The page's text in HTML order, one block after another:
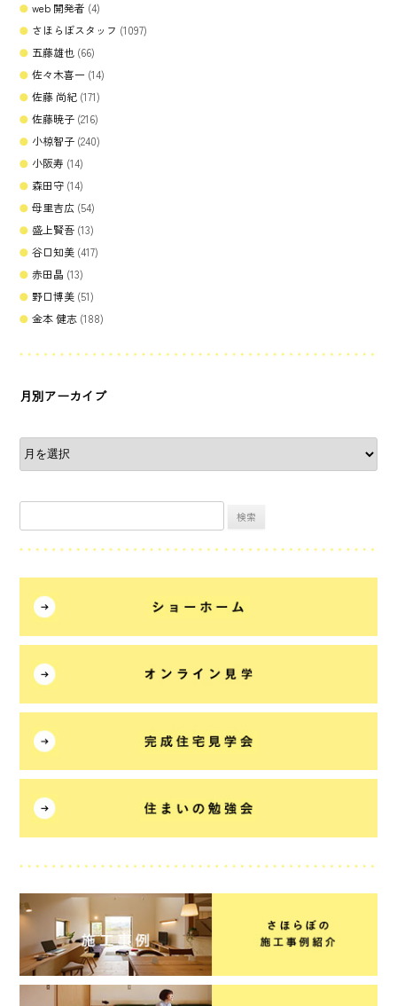
web 開発者 (4)
さほらぼスタッフ (1097)
五藤雄也 (66)
佐々木喜一 (14)
佐藤 尚紀 (171)
佐藤暁子 (216)
小椋智子 (240)
小阪寿 (14)
森田守 (14)
母里吉広 (54)
盛上賢吾 (13)
谷口知美 (417)
赤田晶 (13)
野口博美 (51)
金本 健志 (188)
月別アーカイブ